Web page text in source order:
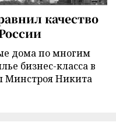
качество
дома по многим
бизнес-класса в
Минстроя Никита